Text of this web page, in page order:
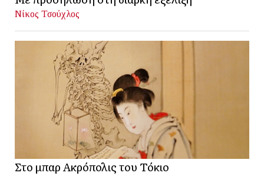
Νίκος Τσούχλος
Στο μπαρ Ακρόπολις του Τόκιο